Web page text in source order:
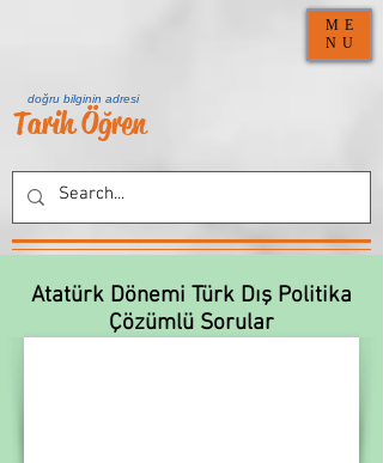
Tarih Öğren
doğru bilginin adresi
ME
NU
Atatürk Dönemi Türk Dış Politika
Çözümlü Sorular